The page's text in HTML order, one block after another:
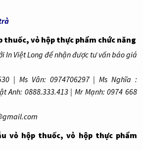
thuốc, vỏ hộp thực phẩm chức năng
In Việt Long để nhận được tư vấn báo giá
| Ms Vân: 0974706297 | Ms Nghĩa :
Anh: 0888.333.413 | Mr Mạnh: 0974 668
vỏ hộp thuốc, vỏ hộp thực phẩm